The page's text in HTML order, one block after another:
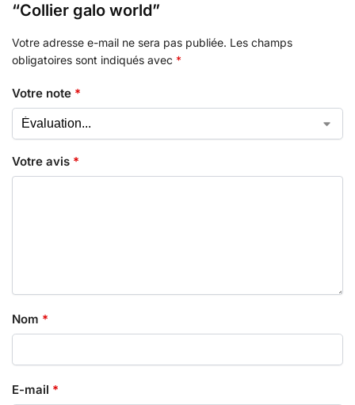
“Collier galo world”
Votre adresse e-mail ne sera pas publiée. Les champs
obligatoires sont indiqués avec *
Votre note *
Votre avis *
Nom *
E-mail *